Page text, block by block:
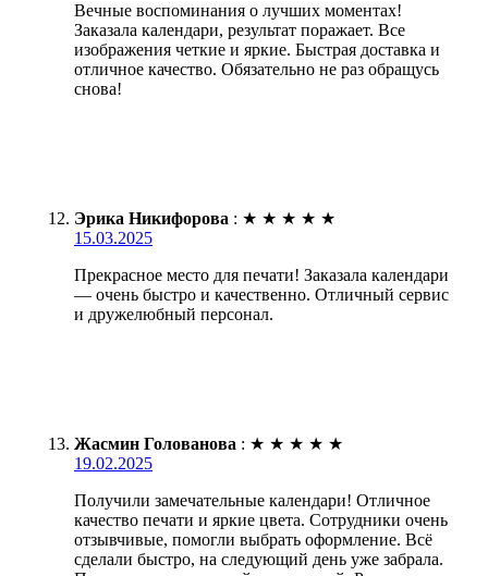
Вечные воспоминания о лучших моментах!
Заказала календари, результат поражает. Все
изображения четкие и яркие. Быстрая доставка и
отличное качество. Обязательно не раз обращусь
снова!
Эрика Никифорова : ★ ★ ★ ★ ★
15.03.2025
Прекрасное место для печати! Заказала календари
— очень быстро и качественно. Отличный сервис
и дружелюбный персонал.
Жасмин Голованова : ★ ★ ★ ★ ★
19.02.2025
Получили замечательные календари! Отличное
качество печати и яркие цвета. Сотрудники очень
отзывчивые, помогли выбрать оформление. Всё
сделали быстро, на следующий день уже забрала.